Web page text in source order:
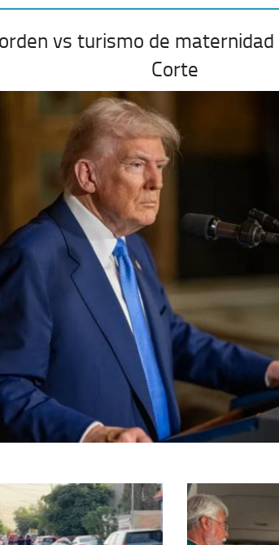
vs turismo de
Corte